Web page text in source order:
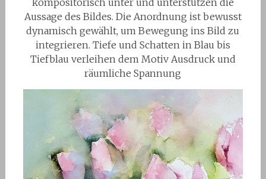
kompositorisch unter und unterstützen die
Aussage des Bildes. Die Anordnung ist bewusst
dynamisch gewählt, um Bewegung ins Bild zu
integrieren. Tiefe und Schatten in Blau bis
Tiefblau verleihen dem Motiv Ausdruck und
räumliche Spannung